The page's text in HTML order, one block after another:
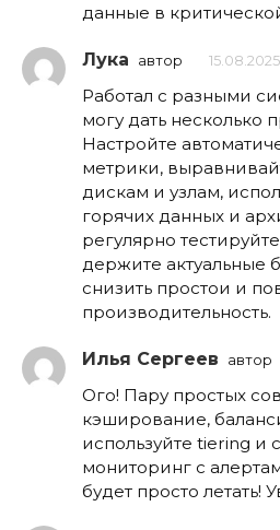
данные в
Лука автор 15.08.2025
Работал с разными
могу дать несколько
Настройте
метрики,
дискам и узлам,
горячих данных и
регулярно
держите актуальные
снизить простои и
производительность.
Илья Сергеев автор
Ого! Пару простых
кэширование,
используйте tiering и
мониторинг с
будет просто летать!